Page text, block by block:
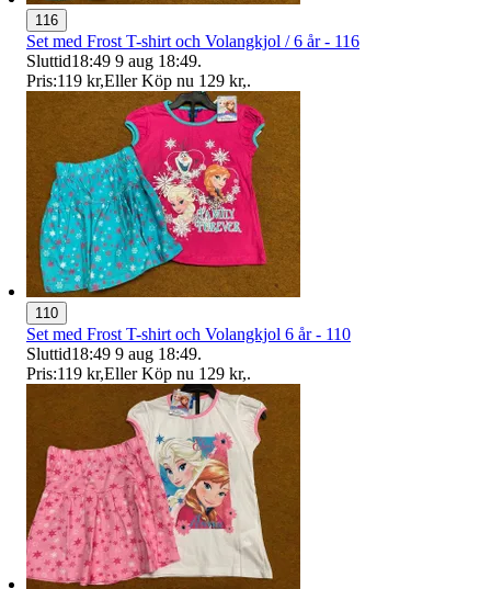
116
Set med Frost T-shirt och Volangkjol / 6 år - 116
Sluttid18:49 9 aug 18:49.
Pris:119 kr,Eller Köp nu 129 kr,.
110
Set med Frost T-shirt och Volangkjol 6 år - 110
Sluttid18:49 9 aug 18:49.
Pris:119 kr,Eller Köp nu 129 kr,.